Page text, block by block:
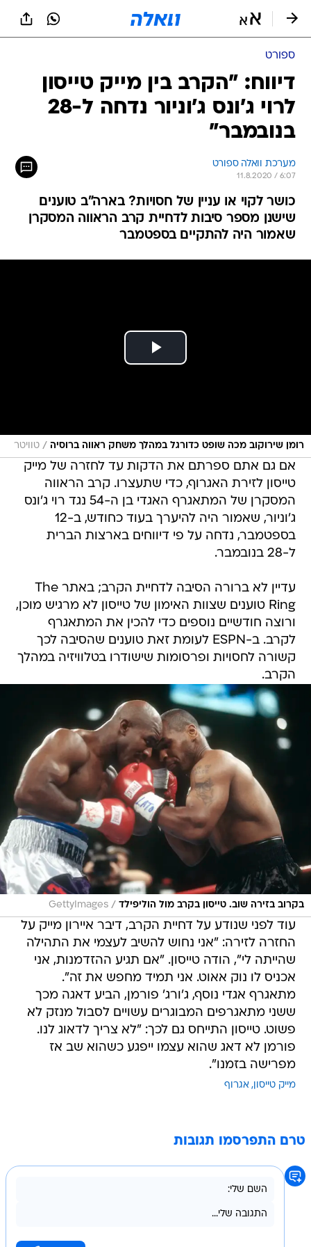
ספורט
דיווח: "הקרב בין מייק טייסון
לרוי ג'ונס ג'וניור נדחה ל-28
בנובמבר"
מערכת וואלה ספורט
11.8.2020 / 6:07
כושר לקוי או עניין של חסויות? בארה"ב טוענים
שישנן מספר סיבות לדחיית קרב הראווה המסקרן
שאמור היה להתקיים בספטמבר
רומן שירוקוב מכה שופט כדורגל במהלך משחק ראווה ברוסיה / טוויטר
אם גם אתם ספרתם את הדקות עד לחזרה של מייק
טייסון לזירת האגרוף, כדי שתעצרו. קרב הראווה
המסקרן של המתאגרף האגדי בן ה-54 נגד רוי ג'ונס
ג'וניור, שאמור היה להיערך בעוד כחודש, ב-12
בספטמבר, נדחה על פי דיווחים בארצות הברית
ל-28 בנובמבר.
עדיין לא ברורה הסיבה לדחיית הקרב; באתר The
Ring טוענים שצוות האימון של טייסון לא מרגיש מוכן,
ורוצה חודשיים נוספים כדי להכין את המתאגרף
לקרב. ב-ESPN לעומת זאת טוענים שהסיבה לכך
קשורה לחסויות ופרסומות שישודרו בטלוויזיה במהלך
הקרב.
בקרוב בזירה שוב. טייסון בקרב מול הוליפילד /
GettyImages
עוד לפני שנודע על דחיית הקרב, דיבר איירון מייק על
החזרה לזירה: "אני נחוש להשיב לעצמי את התהילה
שהייתה לי", הודה טייסון. "אם תגיע ההזדמנות, אני
אכניס לו נוק אאוט. אני תמיד מחפש את זה".
מתאגרף אגדי נוסף, ג'ורג' פורמן, הביע דאגה מכך
ששני מתאגרפים המבוגרים עשויים לסבול מנזק לא
פשוט. טייסון התייחס גם לכך: "לא צריך לדאוג לנו.
פורמן לא דאג שהוא עצמו ייפגע כשהוא שב אז
מפרישה בזמנו".
מייק טייסון אגרוף
טרם התפרסמו תגובות